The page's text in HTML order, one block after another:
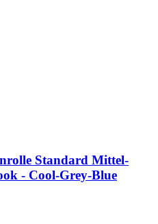
Standard Mittel-
- Cool-Grey-Blue